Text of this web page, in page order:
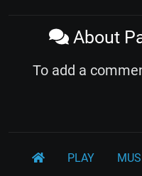
About
To add a
PLAY